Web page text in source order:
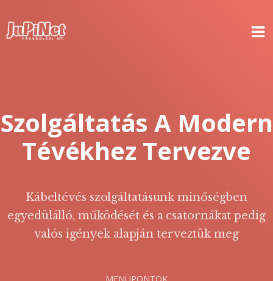
Szolgáltatás A Modern
Tévékhez Tervezve
Kábeltévés szolgáltatásunk minőségben
egyedülálló, működését és a csatornákat pedig
valós igények alapján terveztük meg